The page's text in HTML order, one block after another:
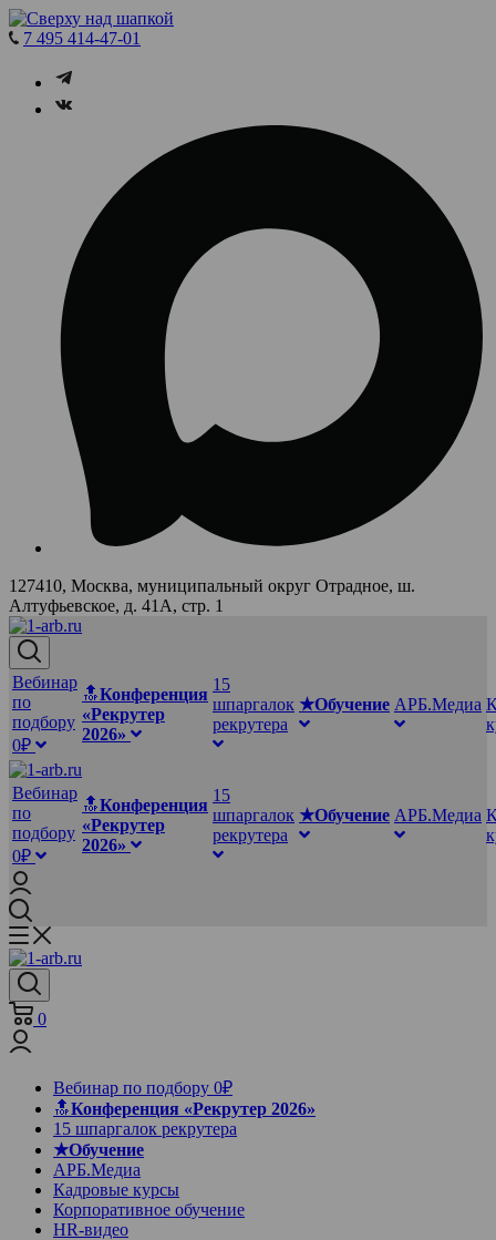
7 495 414-47-01
127410, Москва, муниципальный округ Отрадное, ш.
Алтуфьевское, д. 41А, стр. 1
Вебинар
по
подбору
0₽
🔝Конференция
«Рекрутер
2026»
15
шпаргалок
рекрутера
★Обучение АРБ.Медиа
Вебинар
по
подбору
0₽
🔝Конференция
«Рекрутер
2026»
15
шпаргалок
рекрутера
★Обучение АРБ.Медиа
0
Вебинар по подбору 0₽
🔝Конференция «Рекрутер 2026»
15 шпаргалок рекрутера
★Обучение
АРБ.Медиа
Кадровые курсы
Корпоративное обучение
HR-видео